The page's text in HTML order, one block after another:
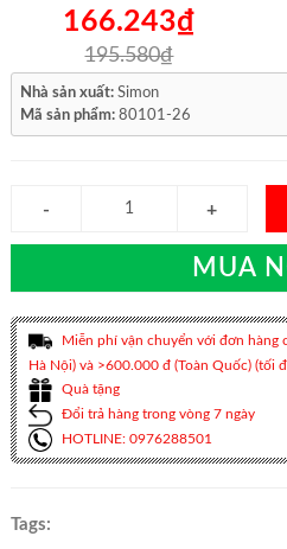
166.243₫
195.580₫
Nhà sản xuất: Simon
Mã sản phẩm: 80101-26
MUA
Miễn phí vận chuyển với đơn hàng
Hà Nội) và >600.000 đ (Toàn Quốc) (tối
Quà tặng
Đổi trả hàng trong vòng 7 ngày
HOTLINE: 0976288501
Tags: